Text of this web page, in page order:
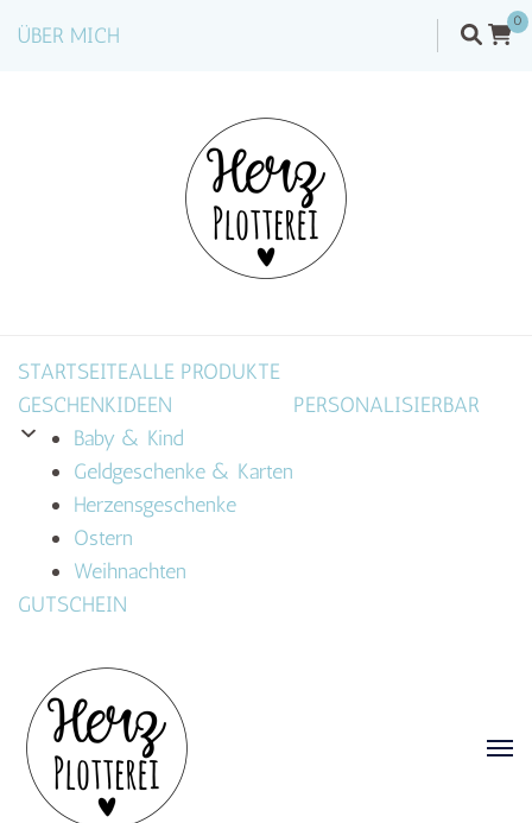
ÜBER MICH
0
STARTSEITEALLE PRODUKTE
GESCHENKIDEEN
Baby & Kind
Geldgeschenke & Karten
Herzensgeschenke
Ostern
Weihnachten
PERSONALISIERBAR
GUTSCHEIN